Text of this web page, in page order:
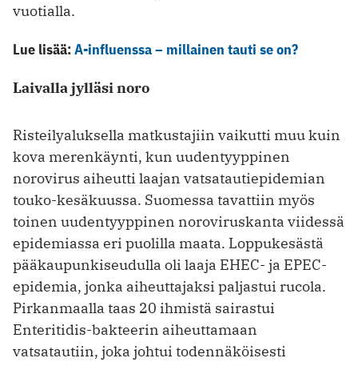
vuotialla.
Lue lisää:A-influenssa – millainen tauti se on?
Laivalla jylläsi noro
Risteilyaluksella matkustajiin vaikutti muu kuin
kova merenkäynti, kun uudentyyppinen
norovirus aiheutti laajan vatsatautiepidemian
touko-kesäkuussa. Suomessa tavattiin myös
toinen uudentyyppinen noroviruskanta viidessä
epidemiassa eri puolilla maata. Loppukesästä
pääkaupunkiseudulla oli laaja EHEC- ja EPEC-
epidemia, jonka aiheuttajaksi paljastui rucola.
Pirkanmaalla taas 20 ihmistä sairastui
Enteritidis-bakteerin aiheuttamaan
vatsatautiin, joka johtui todennäköisesti